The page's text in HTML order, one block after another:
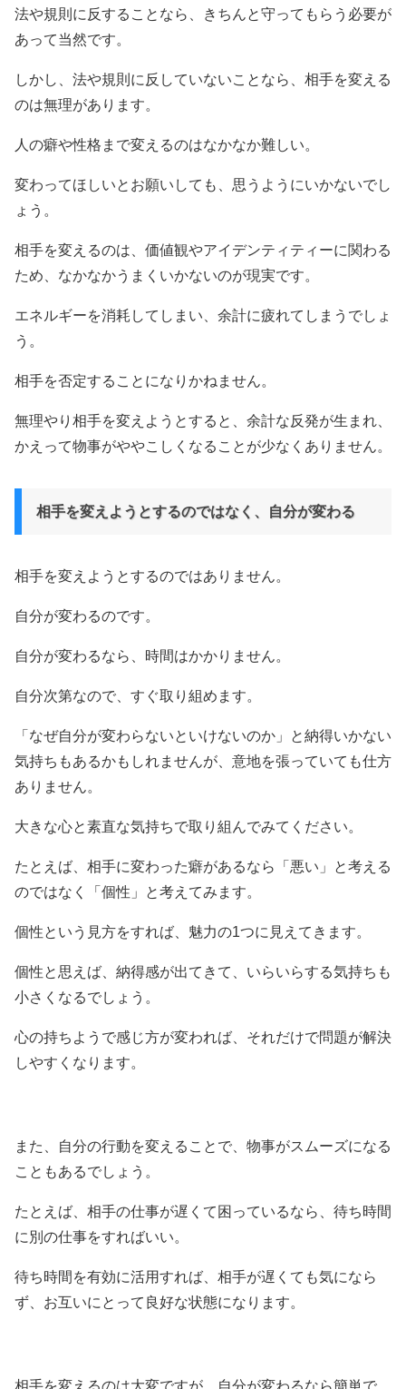
法や規則に反することなら、きちんと守ってもらう必要が
あって当然です。
しかし、法や規則に反していないことなら、相手を変える
のは無理があります。
人の癖や性格まで変えるのはなかなか難しい。
変わってほしいとお願いしても、思うようにいかないでし
ょう。
相手を変えるのは、価値観やアイデンティティーに関わる
ため、なかなかうまくいかないのが現実です。
エネルギーを消耗してしまい、余計に疲れてしまうでしょ
う。
相手を否定することになりかねません。
無理やり相手を変えようとすると、余計な反発が生まれ、
かえって物事がややこしくなることが少なくありません。
相手を変えようとするのではなく、自分が変わる
相手を変えようとするのではありません。
自分が変わるのです。
自分が変わるなら、時間はかかりません。
自分次第なので、すぐ取り組めます。
「なぜ自分が変わらないといけないのか」と納得いかない
気持ちもあるかもしれませんが、意地を張っていても仕方
ありません。
大きな心と素直な気持ちで取り組んでみてください。
たとえば、相手に変わった癖があるなら「悪い」と考える
のではなく「個性」と考えてみます。
個性という見方をすれば、魅力の1つに見えてきます。
個性と思えば、納得感が出てきて、いらいらする気持ちも
小さくなるでしょう。
心の持ちようで感じ方が変われば、それだけで問題が解決
しやすくなります。
また、自分の行動を変えることで、物事がスムーズになる
こともあるでしょう。
たとえば、相手の仕事が遅くて困っているなら、待ち時間
に別の仕事をすればいい。
待ち時間を有効に活用すれば、相手が遅くても気になら
ず、お互いにとって良好な状態になります。
相手を変えるのは大変ですが、自分が変わるなら簡単で